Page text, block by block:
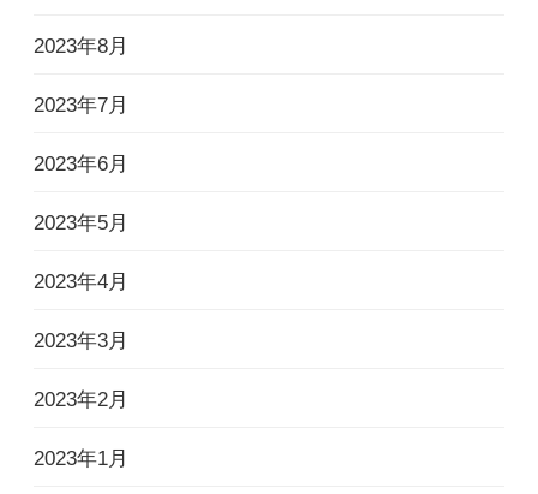
2023年8月
2023年7月
2023年6月
2023年5月
2023年4月
2023年3月
2023年2月
2023年1月